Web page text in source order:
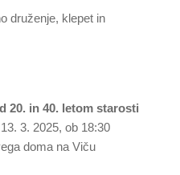
druženje, klepet in
20. in 40. letom starosti
3. 2025, ob 18:30
doma na Viču